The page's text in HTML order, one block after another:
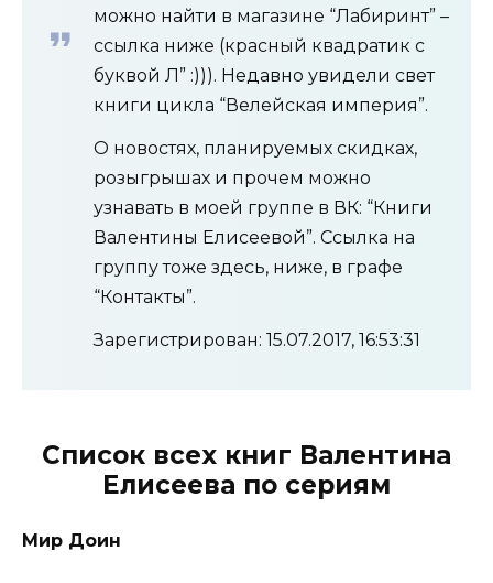
можно найти в магазине “Лабиринт” –
ссылка ниже (красный квадратик с
буквой Л” :))). Недавно увидели свет
книги цикла “Велейская империя”.
О новостях, планируемых скидках,
розыгрышах и прочем можно
узнавать в моей группе в ВК: “Книги
Валентины Елисеевой”. Ссылка на
группу тоже здесь, ниже, в графе
“Контакты”.
Зарегистрирован: 15.07.2017, 16:53:31
Список всех книг Валентина
Елисеева по сериям
Мир Доин